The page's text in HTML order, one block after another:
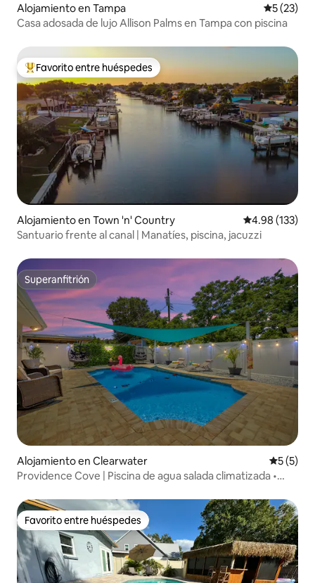
Alojamiento en Tampa
5 (23)
Casa adosada de lujo Allison Palms en Tampa con piscina
Favorito entre huéspedes preferido
Favorito entre huéspedes
Alojamiento en Town 'n' Country Calificación
4.98 (133)
Santuario frente al canal | Manatíes, piscina, jacuzzi
Superanfitrión
Superanfitrión
Alojamiento en Clearwater
5 (5)
Providence Cove | Piscina de agua salada climatizada •
Favorito entre huéspedes
Favorito entre huéspedes